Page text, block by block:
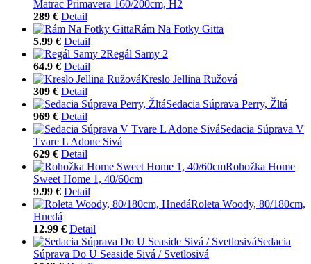
Matrac Primavera 160/200cm, H2
289 € Detail
Rám Na Fotky Gitta
5.99 € Detail
Regál Samy 2
64.9 € Detail
Kreslo Jellina Ružová
309 € Detail
Sedacia Súprava Perry, Žltá
969 € Detail
Sedacia Súprava V
Tvare L Adone Sivá
629 € Detail
Rohožka Home
Sweet Home 1, 40/60cm
9.99 € Detail
Roleta Woody, 80/180cm,
Hnedá
12.99 € Detail
Sedacia
Súprava Do U Seaside Sivá / Svetlosivá